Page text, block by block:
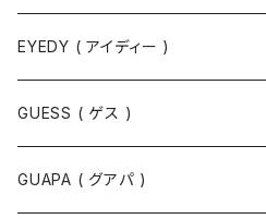
EYEDY ( アイディー )
Tシャツ
半袖Tシャツ
ポロシャツ
GUESS ( ゲス )
ジャケット
GUAPA ( グアパ )